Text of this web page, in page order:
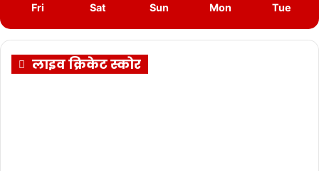
Fri Sat Sun Mon Tue
लाइव क्रिकेट स्कोर